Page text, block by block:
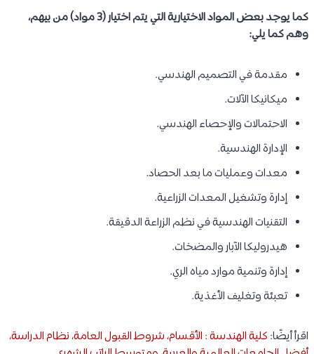
كما يوجد بعض المواد الاختيارية التي يتم اختيار (3 مواد) من بيهم،
وهم كما يلي:
مقدمة في التصميم الهندسي.
ميكانيكا الآلات.
الاحتمالات والإحصاء الهندسي.
الإدارة الهندسية.
معدات وعمليات ما بعد الحصاد.
إدارة وتشغيل المعدات الزراعية.
التقنيات الهندسية في نظم الزراعة الدقيقة.
هيدروليكا الآبار والمضخات.
إدارة وتنمية موارد مياه الري.
تعبئة وتغليف الأغذية.
اقرأ أيضًا: كلية الهندسة : الأقسام، شروط القبول العامة، نظام الدراسة،